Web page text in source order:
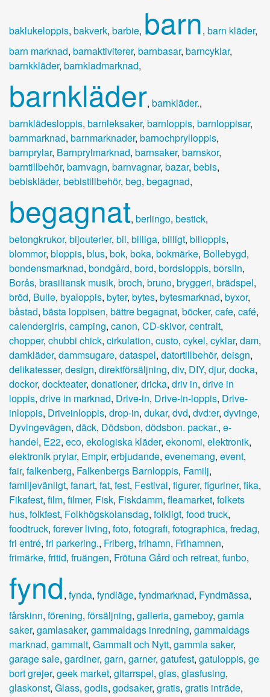
baklukeloppis, bakverk, barbie, barn, barn kläder,
barn marknad, barnaktiviterer, barnbasar, barncyklar,
barnkkläder, barnkladmarknad,
barnkläder, barnkläder.,
barnklädesloppis, barnleksaker, barnloppis, barnloppisar,
barnmarknad, barnmarknader, barnochprylloppis,
barnprylar, Barnprylmarknad, barnsaker, barnskor,
barntillbehör, barnvagn, barnvagnar, bazar, bebis,
bebiskläder, bebistillbehör, beg, begagnad,
begagnat, berlingo, bestick,
betongkrukor, bijouterier, bil, billiga, billigt, billoppis,
blommor, bloppis, blus, bok, boka, bokmärke, Bollebygd,
bondensmarknad, bondgård, bord, bordsloppis, borslin,
Borås, brasiliansk musik, broch, bruno, bryggeri, brädspel,
bröd, Bulle, byaloppis, byter, bytes, bytesmarknad, byxor,
båstad, bästa loppisen, bättre begagnat, böcker, cafe, café,
calendergirls, camping, canon, CD-skivor, centralt,
chopper, chubbi chick, cirkulation, custo, cykel, cyklar, dam,
damkläder, dammsugare, dataspel, datortillbehör, deisgn,
delikatesser, design, direktförsäljning, div, DIY, djur, docka,
dockor, dockteater, donationer, dricka, driv in, drive in
loppis, drive in marknad, Drive-in, Drive-in-loppis, Drive-
inloppis, Driveinloppis, drop-in, dukar, dvd, dvd:er, dyvinge,
Dyvingevägen, däck, Dödsbon, dödsbon. packar., e-
handel, E22, eco, ekologiska kläder, ekonomi, elektronik,
elektronik prylar, Empir, erbjudande, evenemang, event,
fair, falkenberg, Falkenbergs Barnloppis, Familj,
familjevänligt, fanart, fat, fest, Festival, figurer, figuriner, fika,
Fikafest, film, filmer, Fisk, Fiskdamm, fleamarket, folkets
hus, folkfest, Folkhögskolansdag, folkligt, food truck,
foodtruck, forever living, foto, fotografi, fotographica, fredag,
fri entré, fri parkering., Friberg, frihamn, Frihamnen,
frimärke, fritid, fruängen, Frötuna Gård och retreat, funbo,
fynd, fynda, fyndläge, fyndmarknad, Fyndmässa,
fårskinn, förening, försäljning, galleria, gameboy, gamla
saker, gamlasaker, gammaldags inredning, gammaldags
marknad, gammalt, Gammalt och Nytt, gammla saker,
garage sale, gardiner, garn, garner, gatufest, gatuloppis, ge
bort grejer, geek market, gitarrspel, glas, glasfusing,
glaskonst, Glass, godis, godsaker, gratis, gratis inträde,